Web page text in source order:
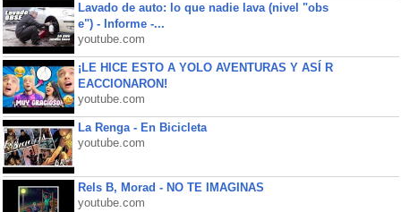
Lavado de auto: lo que nadie lava (nivel "obs
e") - Informe -...
youtube.com
¡LE HICE ESTO A YOLO AVENTURAS Y ASÍ R
EACCIONARON!
youtube.com
La Renga - En Bicicleta
youtube.com
Rels B, Morad - NO TE IMAGINAS
youtube.com